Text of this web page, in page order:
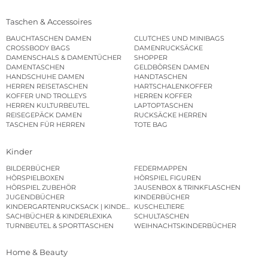
Taschen & Accessoires
BAUCHTASCHEN DAMEN
CLUTCHES UND MINIBAGS
CROSSBODY BAGS
DAMENRUCKSÄCKE
DAMENSCHALS & DAMENTÜCHER
SHOPPER
DAMENTASCHEN
GELDBÖRSEN DAMEN
HANDSCHUHE DAMEN
HANDTASCHEN
HERREN REISETASCHEN
HARTSCHALENKOFFER
KOFFER UND TROLLEYS
HERREN KOFFER
HERREN KULTURBEUTEL
LAPTOPTASCHEN
REISEGEPÄCK DAMEN
RUCKSÄCKE HERREN
TASCHEN FÜR HERREN
TOTE BAG
Kinder
BILDERBÜCHER
FEDERMAPPEN
HÖRSPIELBOXEN
HÖRSPIEL FIGUREN
HÖRSPIEL ZUBEHÖR
JAUSENBOX & TRINKFLASCHEN
JUGENDBÜCHER
KINDERBÜCHER
KINDERGARTENRUCKSACK | KINDERGARTENBEUTEL
KUSCHELTIERE
SACHBÜCHER & KINDERLEXIKA
SCHULTASCHEN
TURNBEUTEL & SPORTTASCHEN
WEIHNACHTSKINDERBÜCHER
Home & Beauty